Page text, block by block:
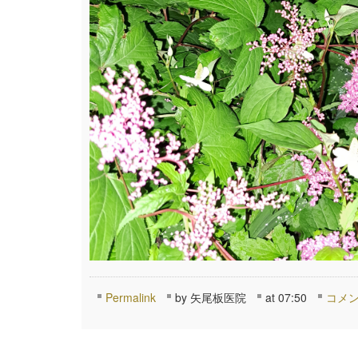
Permalink by 矢尾板医院 at 07:50 コメ